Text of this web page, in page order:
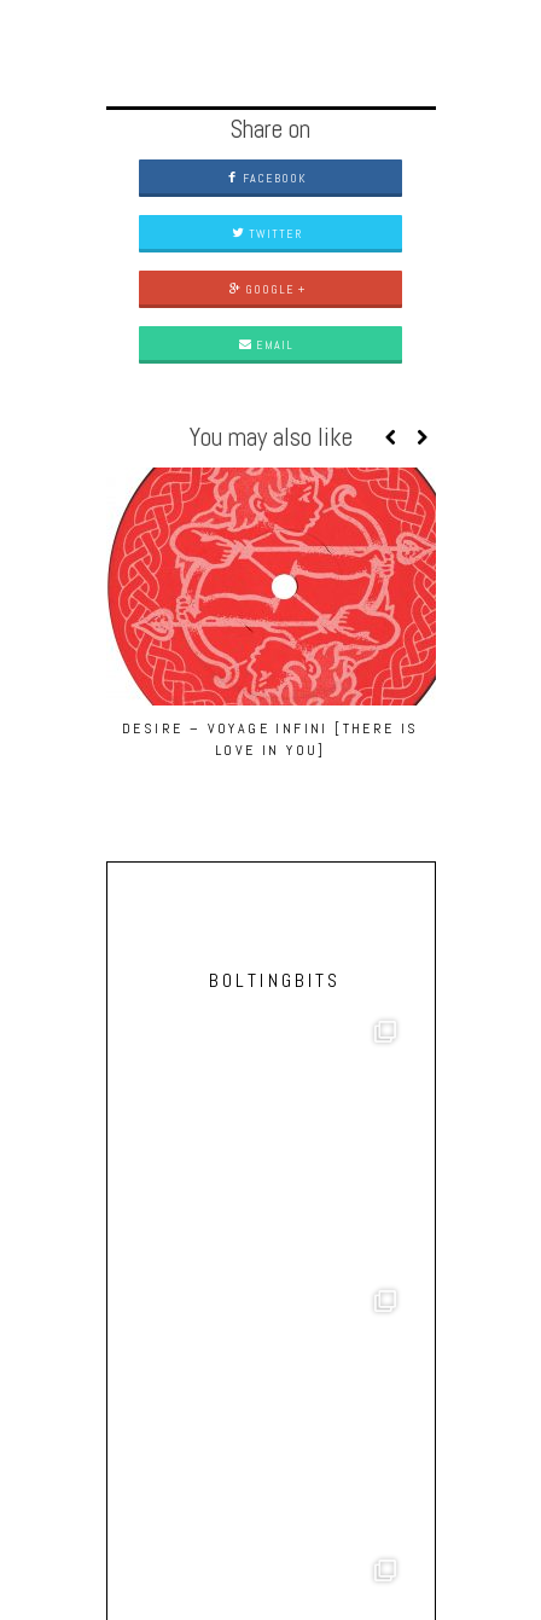
Share on
FACEBOOK
TWITTER
GOOGLE +
EMAIL
You may also like
DESIRE – VOYAGE INFINI [THERE IS
LOVE IN YOU]
BOLTINGBITS